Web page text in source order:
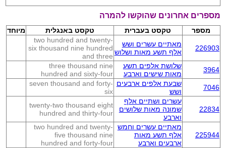
מספרים אחרונים שהוקשו להמרה
מספר טקסט בעברית טקסט באנגלית מיוחד
226903
מאתיים עשרים ושש
אלף תשע מאות ושלוש
two hundred and twenty-
six thousand nine hundred
and three
3964
שלושת אלפים תשע
מאות שישים וארבע
three thousand nine
hundred and sixty-four
7046
שבעת אלפים ארבעים
ושש
seven thousand and forty-
six
22834
עשרים ושתיים אלף
שמונה מאות שלושים
וארבע
twenty-two thousand eight
hundred and thirty-four
225944
מאתיים עשרים וחמש
אלף תשע מאות
ארבעים וארבע
two hundred and twenty-
five thousand nine
hundred and forty-four